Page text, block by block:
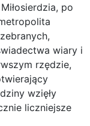
po
wiary i
rzędzie,
wzięły
liczniejsze